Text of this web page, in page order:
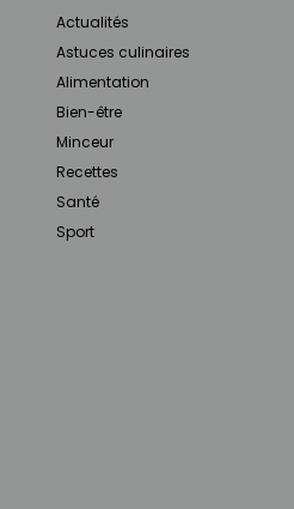
Actualités
Astuces culinaires
Alimentation
Bien-être
Minceur
Recettes
Santé
Sport